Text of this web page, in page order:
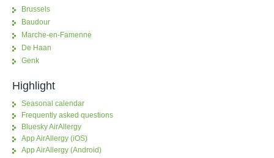
Brussels
Baudour
Marche-en-Famenne
De Haan
Genk
Highlight
Seasonal calendar
Frequently asked questions
Bluesky AirAllergy
App AirAllergy (iOS)
App AirAllergy (Android)